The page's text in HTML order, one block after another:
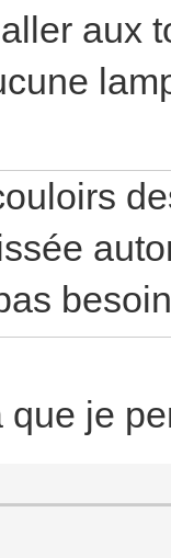
aux
que je